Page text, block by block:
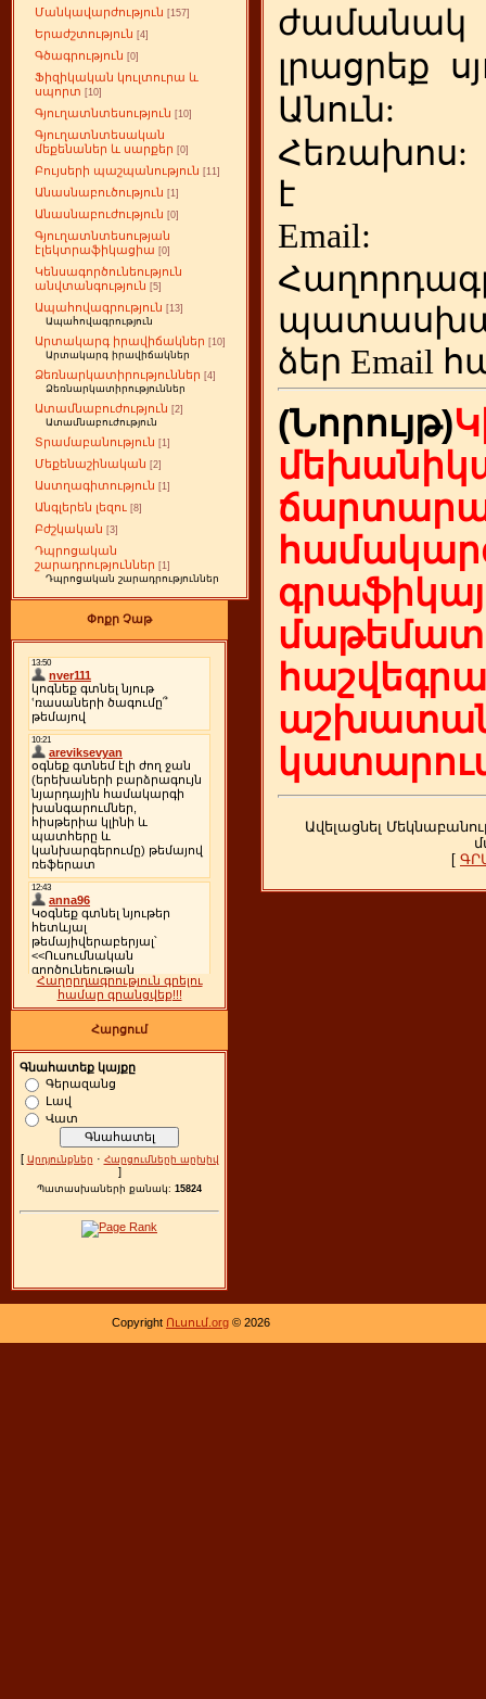
Մանկավարժություն [157]
Երաժշտություն [4]
Գծագրություն [0]
Ֆիզիկական կուլտուրա և
սպորտ [10]
Գյուղատնտեսություն [10]
Գյուղատնտեսական
մեքենաներ և սարքեր [0]
Բույսերի պաշպանություն [11]
Անասնաբուծություն [1]
Անասնաբուժություն [0]
Գյուղատնտեսության
էլեկտրաֆիկացիա [0]
Կենսագործունեություն
անվտանգություն [5]
Ապահովագրություն [13]
Ապահովագրություն
Արտակարգ իրավիճակներ [10]
Արտակարգ իրավիճակներ
Ձեռնարկատիրություններ [4]
Ձեռնարկատիրություններ
Ատամնաբուժություն [2]
Ատամնաբուժություն
Տրամաբանություն [1]
Մեքենաշինական [2]
Աստղագիտություն [1]
Անգլերեն լեզու [8]
Բժշկական [3]
Դպրոցական
շարադրություններ [1]
Դպրոցական շարադրություններ
Փոքր Չաթ
Հաղորդագրություն գրելու
համար գրանցվեք!!!
Հարցում
Գնահատեք կայքը
Գերազանց
Լավ
Վատ
[ Արդյունքներ · Հարցումների արխիվ
]
Պատասխաների քանակ: 15824
ժամանակ
լրացրեք
Անուն:
Հեռախոս
է
ձեր Email
(Նորույթ)
Ավելացնել
[
Copyright Ուսում.org © 2026